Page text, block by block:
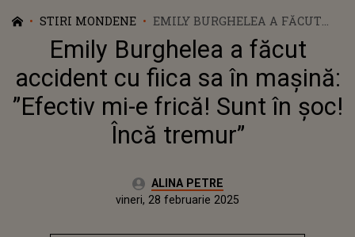
STIRI MONDENE
EMILY BURGHELEA A FĂCUT
ACCIDENT CU FIICA SA ÎN
MAȘINĂ: ”EFECTIV MI-E FRICĂ!
SUNT ÎN ȘOC! ÎNCĂ TREMUR”
Emily Burghelea a făcut
accident cu fiica sa în mașină:
”Efectiv mi-e frică! Sunt în șoc!
Încă tremur”
Autor:ALINA PETRE
miercuri, 28 februarie 2024
Actualizat:
vineri, 28 februarie 2025